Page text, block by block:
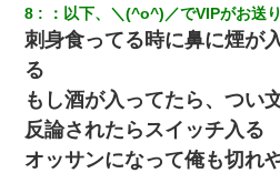
私「まとめ買いして冷凍ストックし
レ！」私「なんでよ」Ａ「ケーチ！
凸してきた
スマホを与えられて、中学卒業する
された弟が、大学進学のために一人
8 ： 以下、＼(^o^)／でVIPがお送
刺身食ってる時に鼻に煙が
る
もし酒が入ってたら、つい
反論されたらスイッチ入る
オッサンになって俺も切れ